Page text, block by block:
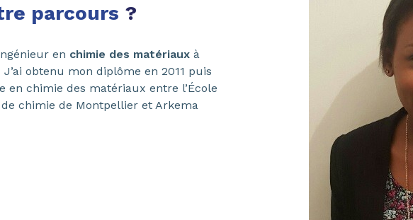
parcours ?
en chimie des matériaux à
J’ai obtenu mon diplôme en 2011 puis
en chimie des matériaux entre l’École
chimie de Montpellier et Arkema